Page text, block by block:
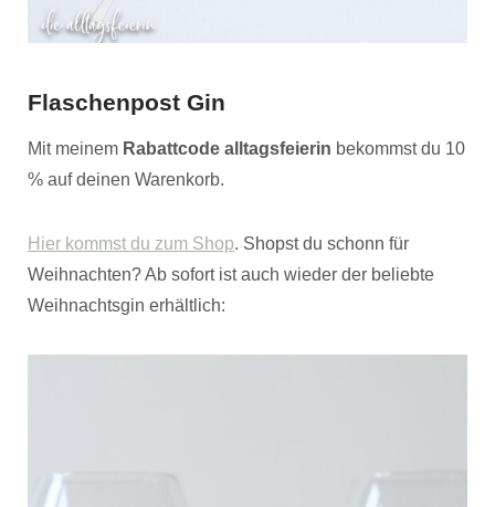
Flaschenpost Gin
Mit meinem Rabattcode alltagsfeierin bekommst du 10
% auf deinen Warenkorb.
Hier kommst du zum Shop. Shopst du schonn für
Weihnachten? Ab sofort ist auch wieder der beliebte
Weihnachtsgin erhältlich: